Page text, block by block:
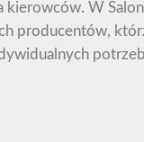
kierowców. W
producentów,
potrzeb